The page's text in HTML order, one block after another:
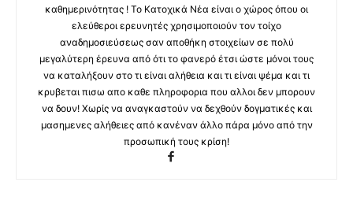
καθημερινότητας ! Το Κατοχικά Νέα είναι ο χώρος όπου οι
ελεύθεροι ερευνητές χρησιμοποιούν τον τοίχο
αναδημοσιεύσεως σαν αποθήκη στοιχείων σε πολύ
μεγαλύτερη έρευνα από ότι το φανερό έτσι ώστε μόνοι τους
να καταλήξουν στο τι είναι αλήθεια και τι είναι ψέμα και τι
κρυβεται πισω απο καθε πληροφορια που αλλοι δεν μπορουν
να δουν! Χωρίς να αναγκαστούν να δεχθούν δογματικές και
μασημενες αλήθειες από κανέναν άλλο πάρα μόνο από την
προσωπική τους κρίση!